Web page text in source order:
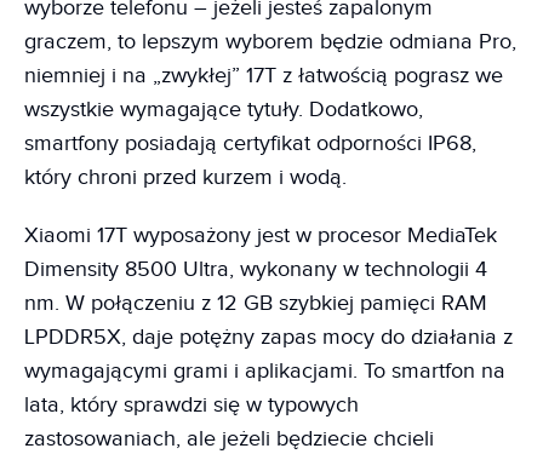
wyborze telefonu – jeżeli jesteś zapalonym
graczem, to lepszym wyborem będzie odmiana Pro,
niemniej i na „zwykłej” 17T z łatwością pograsz we
wszystkie wymagające tytuły. Dodatkowo,
smartfony posiadają certyfikat odporności IP68,
który chroni przed kurzem i wodą.
Xiaomi 17T wyposażony jest w procesor MediaTek
Dimensity 8500 Ultra, wykonany w technologii 4
nm. W połączeniu z 12 GB szybkiej pamięci RAM
LPDDR5X, daje potężny zapas mocy do działania z
wymagającymi grami i aplikacjami. To smartfon na
lata, który sprawdzi się w typowych
zastosowaniach, ale jeżeli będziecie chcieli